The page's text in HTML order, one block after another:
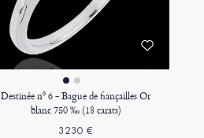
Destinée nº 6 - Bague de fiançailles Or
blanc 750 ‰ (18 carats)
3230 €